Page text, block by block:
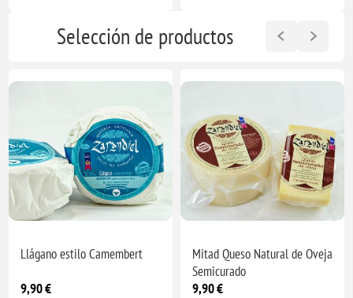
Selección de productos
Llágano estilo Camembert
9,90 €
Mitad Queso Natural de Oveja
Semicurado
9,90 €